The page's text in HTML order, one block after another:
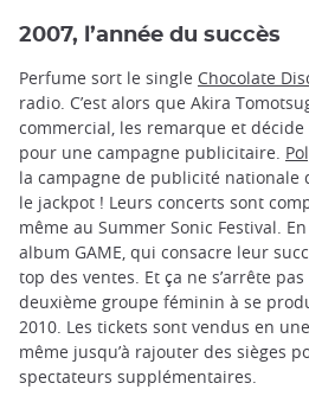
2007, l’année du succès
Perfume sort le single Chocolate
radio. C’est alors que Akira
commercial, les remarque et
pour une campagne publicitaire.
la campagne de publicité nationale
le jackpot ! Leurs concerts sont
même au Summer Sonic Festival.
album GAME, qui consacre leur
top des ventes. Et ça ne s’arrête
deuxième groupe féminin à se
2010. Les tickets sont vendus en
même jusqu’à rajouter des sièges
spectateurs supplémentaires.